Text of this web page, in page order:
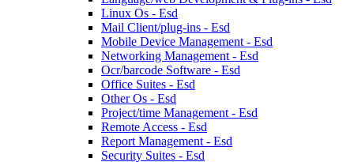
Linux Os - Esd
Mail Client/plug-ins - Esd
Mobile Device Management - Esd
Networking Management - Esd
Ocr/barcode Software - Esd
Office Suites - Esd
Other Os - Esd
Project/time Management - Esd
Remote Access - Esd
Report Management - Esd
Security Suites - Esd